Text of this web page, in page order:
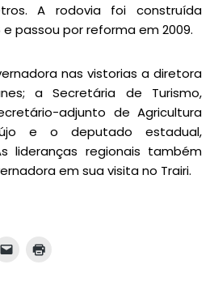
A rodovia foi construída
passou por reforma em 2009.
nas vistorias a diretora
a Secretária de Turismo,
adjunto de Agricultura
e o deputado estadual,
lideranças regionais também
em sua visita no Trairi.